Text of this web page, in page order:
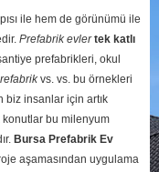
ile hem de görünümü ile
Prefabrik evler tek katlı
prefabrikleri, okul
vs. vs. bu örnekleri
biz insanlar için artık
konutlar bu milenyum
Bursa Prefabrik Ev
aşamasından uygulama